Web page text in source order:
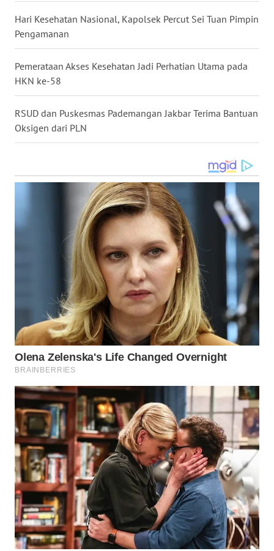
Hari Kesehatan Nasional, Kapolsek Percut Sei Tuan Pimpin
Pengamanan
Pemerataan Akses Kesehatan Jadi Perhatian Utama pada
HKN ke-58
RSUD dan Puskesmas Pademangan Jakbar Terima Bantuan
Oksigen dari PLN
WN
JATENG
WN
WN
JATIM
BALI
KALTENG
KALTARA
WN
KALSEL
WN
KALTIM
WN
SULSEL
WN
GORONTALO